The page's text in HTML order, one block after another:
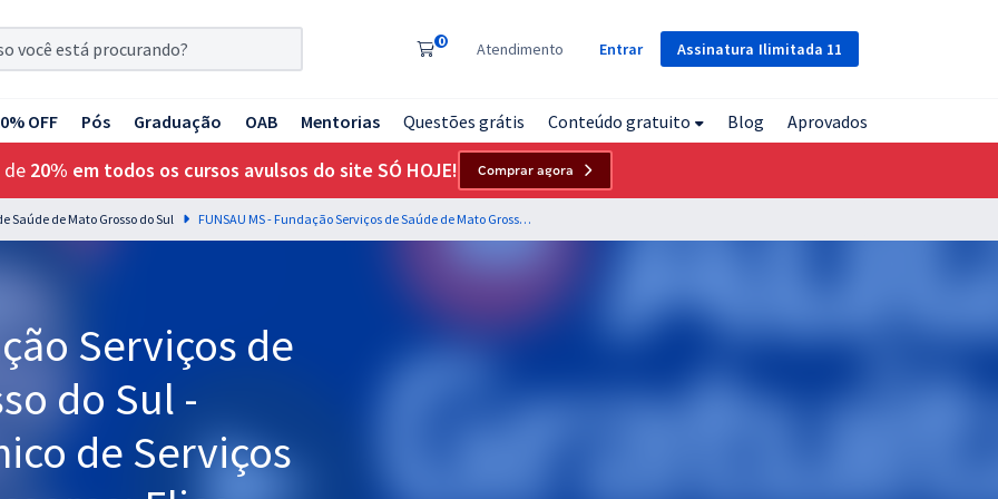
Assinatura Ilimitada 11
0 Atendimento Entrar
OFF Pós Graduação OAB Mentorias Questões grátis Conteúdo gratuito Blog Aprovados
de 20% em todos os cursos avulsos do site SÓ HOJE! Comprar agora
Saúde de Mato Grosso do Sul FUNSAU MS - Fundação Serviços de Saúde de Mato Grosso do Sul - Português para Técnico de Serviços Hospitalares - Professores: Elias Santana e Fernando Moura
Serviços de
do Sul -
de Serviços